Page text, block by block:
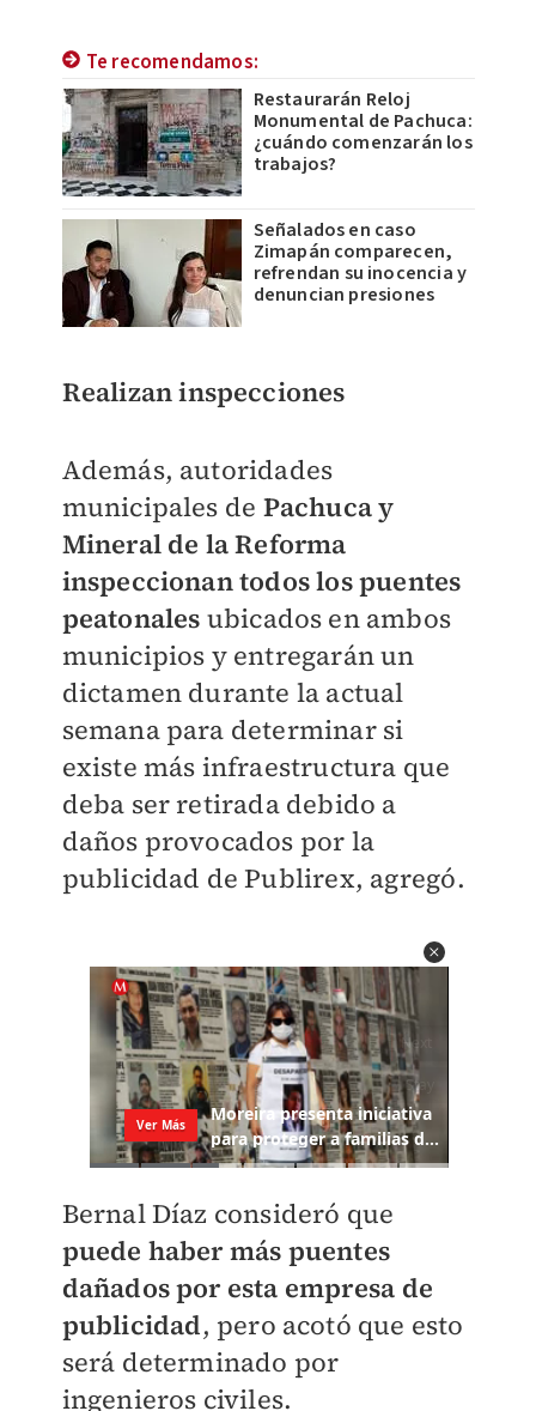
Te recomendamos:
Restaurarán Reloj
Monumental de Pachuca:
¿cuándo comenzarán los
trabajos?
Señalados en caso
Zimapán comparecen,
refrendan su inocencia y
denuncian presiones
Realizan inspecciones
Además, autoridades
municipales de Pachuca y
Mineral de la Reforma
inspeccionan todos los puentes
peatonales ubicados en ambos
municipios y entregarán un
dictamen durante la actual
semana para determinar si
existe más infraestructura que
deba ser retirada debido a
daños provocados por la
publicidad de Publirex, agregó.
Bernal Díaz consideró que
puede haber más puentes
dañados por esta empresa de
publicidad, pero acotó que esto
será determinado por
ingenieros civiles.